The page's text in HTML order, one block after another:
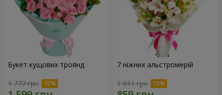
Букет кущових троянд
1 777 грн
7 ніжних альстромерій
1 011 грн